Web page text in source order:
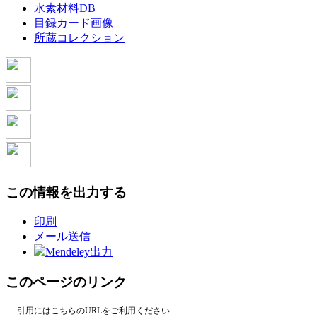
水素材料DB
目録カード画像
所蔵コレクション
この情報を出力する
印刷
メール送信
Mendeley出力
このページのリンク
引用にはこちらのURLをご利用ください